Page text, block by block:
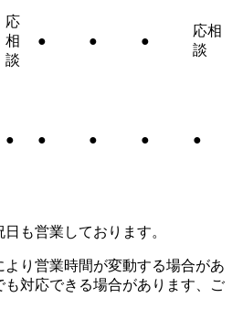
応
相
談
● ● ●
応相
談
● ● ● ● ●
も営業しております。
り営業時間が変動する場合があ
も対応できる場合があります、ご